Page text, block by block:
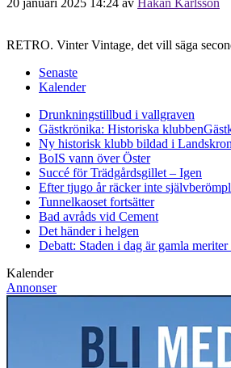
RETRO. Vinter Vintage, det vill säga
Senaste
Kalender
Drunkningstillbud i vallgraven
Gästkrönika: Historiska klubben
Ny historisk klubb bildad i
BoIS vann över Öster
Succé för Trädgårdsgillet – Igen
Efter tjugo år räcker inte självberöm
Tunnelkaoset fortsätter
Bad avråds vid Cement
Det händer i helgen
Debatt: Staden i dag är gamla
Kalender
Annonser